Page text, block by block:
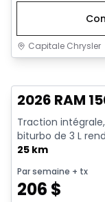
Capitale Chrysler
2026 RAM
Traction
biturbo de 3 L
25 km
Par semaine + tx
206 $